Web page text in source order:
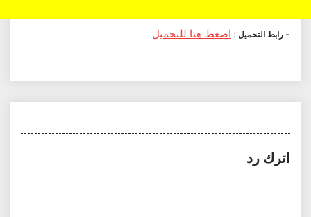
– رابط التحميل : اضغط هنا للتحميل
اترك رد